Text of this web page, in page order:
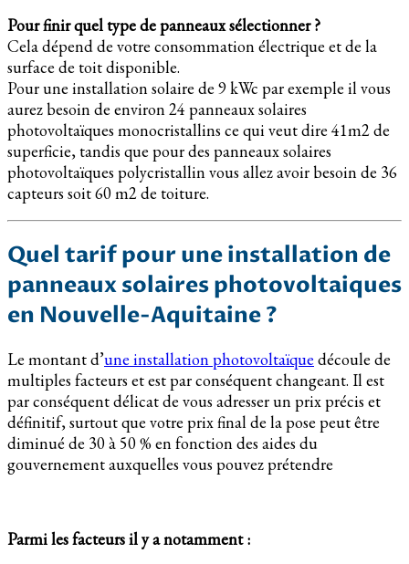
Pour finir quel type de panneaux sélectionner ?
Cela dépend de votre consommation électrique et de la
surface de toit disponible.
Pour une installation solaire de 9 kWc par exemple il vous
aurez besoin de environ 24 panneaux solaires
photovoltaïques monocristallins ce qui veut dire 41m2 de
superficie, tandis que pour des panneaux solaires
photovoltaïques polycristallin vous allez avoir besoin de 36
capteurs soit 60 m2 de toiture.
Quel tarif pour une installation de
panneaux solaires photovoltaiques
en Nouvelle-Aquitaine ?
Le montant d’une installation photovoltaïque découle de
multiples facteurs et est par conséquent changeant. Il est
par conséquent délicat de vous adresser un prix précis et
définitif, surtout que votre prix final de la pose peut être
diminué de 30 à 50 % en fonction des aides du
gouvernement auxquelles vous pouvez prétendre
Parmi les facteurs il y a notamment :